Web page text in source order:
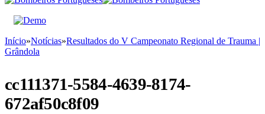
Início»Notícias»Resultados do V Campeonato Regional de Trauma |
Grândola
cc111371-5584-4639-8174-
672af50c8f09